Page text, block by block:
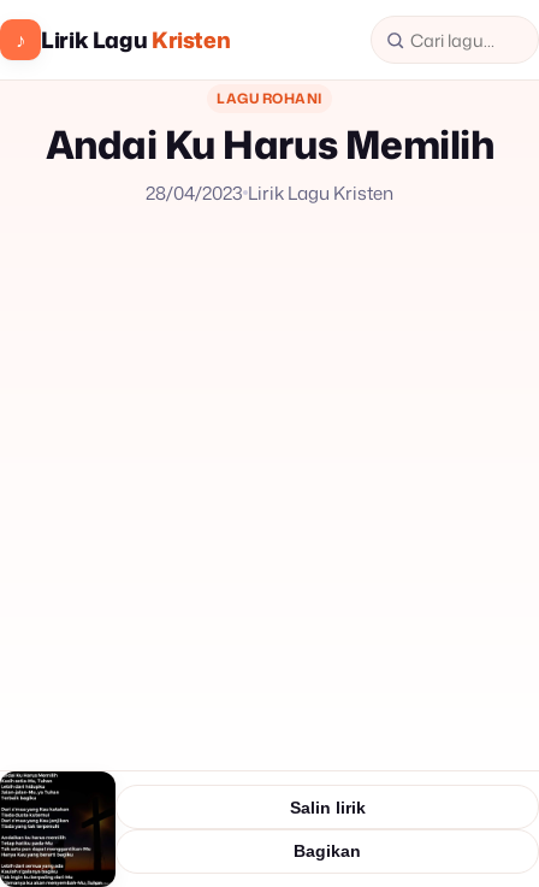
♪ Lirik LaguKristen
LAGU ROHANI
Andai Ku Harus Memilih
28/04/2023 Lirik Lagu Kristen
Salin lirik
Bagikan